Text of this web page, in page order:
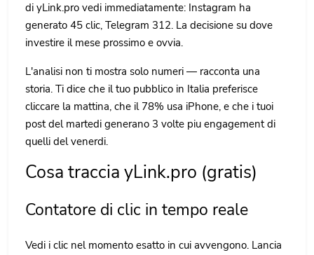
di yLink.pro vedi immediatamente: Instagram ha
generato 45 clic, Telegram 312. La decisione su dove
investire il mese prossimo e ovvia.
L'analisi non ti mostra solo numeri — racconta una
storia. Ti dice che il tuo pubblico in Italia preferisce
cliccare la mattina, che il 78% usa iPhone, e che i tuoi
post del martedi generano 3 volte piu engagement di
quelli del venerdi.
Cosa traccia yLink.pro (gratis)
Contatore di clic in tempo reale
Vedi i clic nel momento esatto in cui avvengono. Lancia